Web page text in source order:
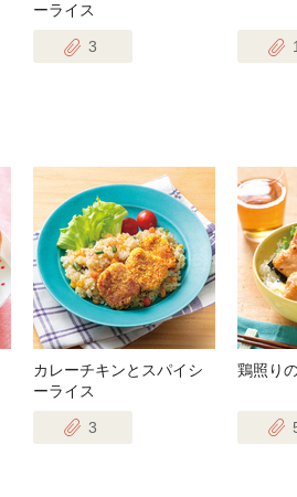
ーライス
3 1
カレーチキンとスパイシ
ーライス
3
鶏照り